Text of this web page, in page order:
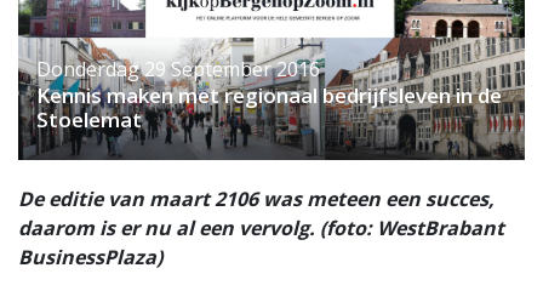
Donderdag 29 September 2016
Kennis maken met regionaal bedrijfsleven in de
Stoelemat
De editie van maart 2106 was meteen een succes,
daarom is er nu al een vervolg. (foto: WestBrabant
BusinessPlaza)